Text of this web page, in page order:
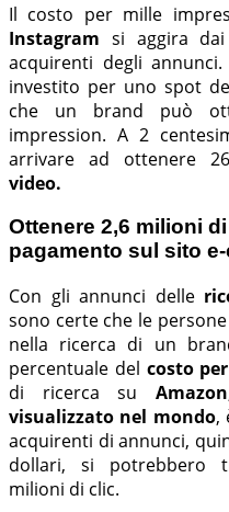
Il costo per mille
Instagram si aggira
acquirenti degli
investito per uno spot
che un brand può
impression. A 2
arrivare ad ottenere
video.
Ottenere 2,6 milioni
pagamento sul sito
Con gli annunci delle
sono certe che le
nella ricerca di un
percentuale del costo
di ricerca suAmazon
visualizzato nel mondo,
acquirenti di annunci,
dollari, si potrebbero
milioni di clic.